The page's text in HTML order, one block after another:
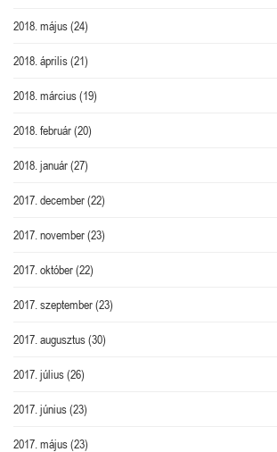
2018. május(24)
2018. április(21)
2018. március(19)
2018. február(20)
2018. január(27)
2017. december(22)
2017. november(23)
2017. október(22)
2017. szeptember(23)
2017. augusztus(30)
2017. július(26)
2017. június(23)
2017. május(23)